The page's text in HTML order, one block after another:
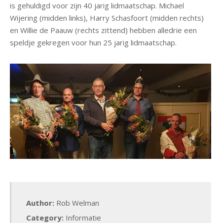
is gehuldigd voor zijn 40 jarig lidmaatschap. Michael
Wijering (midden links), Harry Schasfoort (midden rechts)
en Willie de Paauw (rechts zittend) hebben alledrie een
speldje gekregen voor hun 25 jarig lidmaatschap.
Author: Rob Welman
Category: Informatie